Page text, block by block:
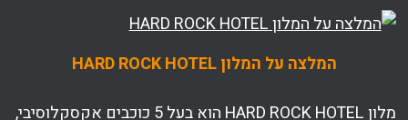
המלצה על המלון HARD ROCK HOTEL
מלון HARD ROCK HOTEL הוא בעל 5 כוכבים אקסקלוסיבי,